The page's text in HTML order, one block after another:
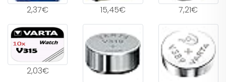
2,37€ 15,45€ 7,21€
2,03€